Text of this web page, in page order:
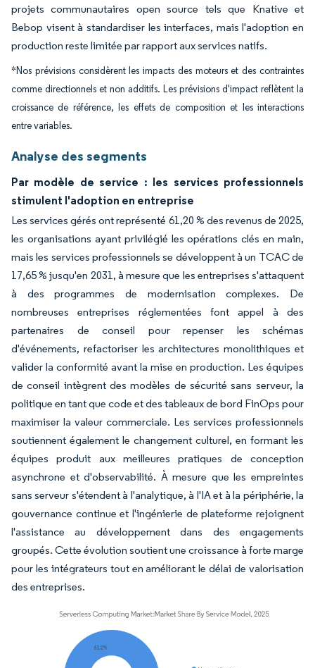
projets communautaires open source tels que Knative et
Bebop visent à standardiser les interfaces, mais l'adoption en
production reste limitée par rapport aux services natifs.
*Nos prévisions considèrent les impacts des moteurs et des contraintes
comme directionnels et non additifs. Les prévisions d'impact reflètent la
croissance de référence, les effets de composition et les interactions
entre variables.
Analyse des segments
Par modèle de service : les services professionnels
stimulent l'adoption en entreprise
Les services gérés ont représenté 61,20 % des revenus de 2025,
les organisations ayant privilégié les opérations clés en main,
mais les services professionnels se développent à un TCAC de
17,65 % jusqu'en 2031, à mesure que les entreprises s'attaquent
à des programmes de modernisation complexes. De
nombreuses entreprises réglementées font appel à des
partenaires de conseil pour repenser les schémas
d'événements, refactoriser les architectures monolithiques et
valider la conformité avant la mise en production. Les équipes
de conseil intègrent des modèles de sécurité sans serveur, la
politique en tant que code et des tableaux de bord FinOps pour
maximiser la valeur commerciale. Les services professionnels
soutiennent également le changement culturel, en formant les
équipes produit aux meilleures pratiques de conception
asynchrone et d'observabilité. À mesure que les empreintes
sans serveur s'étendent à l'analytique, à l'IA et à la périphérie, la
gouvernance continue et l'ingénierie de plateforme rejoignent
l'assistance au développement dans des engagements
groupés. Cette évolution soutient une croissance à forte marge
pour les intégrateurs tout en améliorant le délai de valorisation
des entreprises.